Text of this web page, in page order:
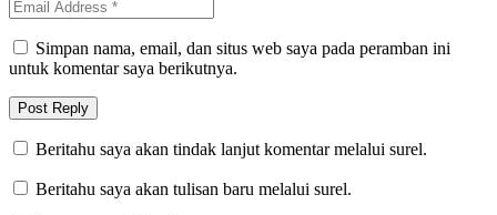
Simpan nama, email, dan situs web saya pada peramban ini
untuk komentar saya berikutnya.
Beritahu saya akan tindak lanjut komentar melalui surel.
Beritahu saya akan tulisan baru melalui surel.